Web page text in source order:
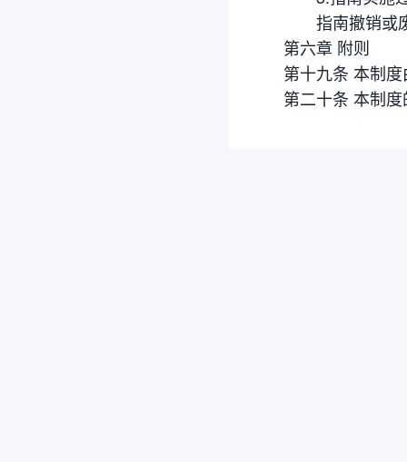
指南撤销或废
第六章 附则
第十九条 本制
第二十条 本制